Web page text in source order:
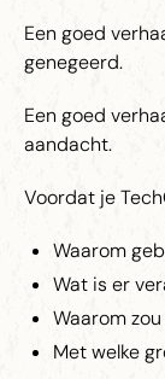
Een goed
genegeerd.
Een goed
aandacht.
Voordat je
Waarom
Wat is er
Waarom
Met welke